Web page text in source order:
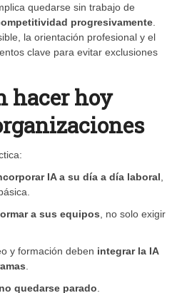
quedarse sin trabajo de
progresivamente
la orientación profesional y el
clave para evitar exclusiones
hacer hoy
IA a su día a día laboral
a sus equipos , no solo exigir
y formación deben integrar la IA
no quedarse parado